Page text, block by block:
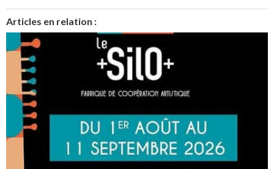
Articles en relation :